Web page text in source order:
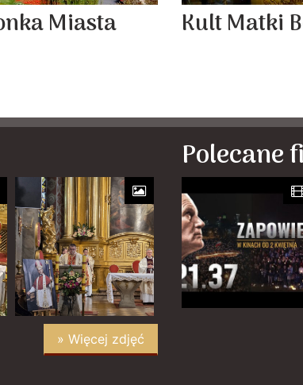
Miasta Kult Matki
» Więcej zdjęć
Polecane